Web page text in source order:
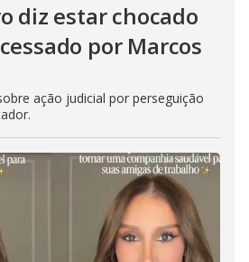
diz estar chocado
por Marcos
ação judicial por perseguição